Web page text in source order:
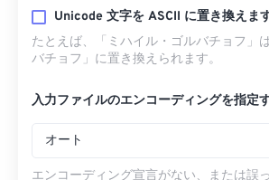
Unicode 文字を ASCII に置き換えま
たとえば、「ミハイル・ゴルバチョフ」
バチョフ」に置き換えられます。
入力ファイルのエンコーディングを指定
オート
エンコーディング宣言がない、または誤